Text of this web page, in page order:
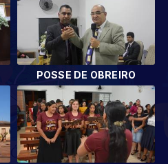
POSSE DE OBREIRO